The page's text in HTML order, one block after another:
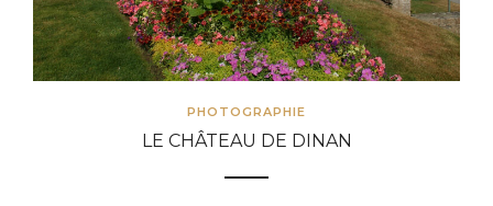
PHOTOGRAPHIE
LE CHÂTEAU DE DINAN